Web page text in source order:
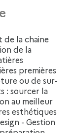
de la
premières
ou de sur-
: sourcer la
au meilleur
esthétiques
- Gestion